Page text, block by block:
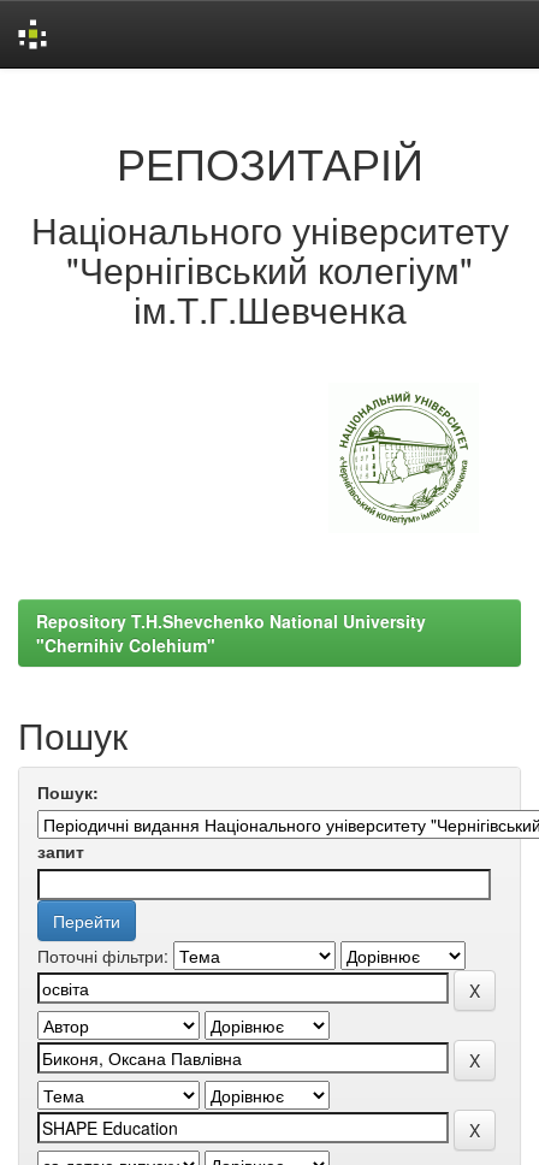
РЕПОЗИТАРІЙ
Національного університету
"Чернігівський колегіум"
ім.Т.Г.Шевченка
Repository T.H.Shevchenko National University
"Chernihiv Colehium"
Пошук
Пошук:
запит
Поточні фільтри: